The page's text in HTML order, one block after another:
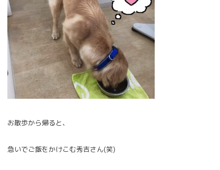
お散歩から帰ると、
急いでご飯をかけこむ秀吉さん(笑)